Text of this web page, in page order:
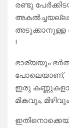
രണ്ടു
അടുക്കാനുള്ള
!
ഭാര്യയും
പോലെയാണ്,
ഇരു
മികവും,